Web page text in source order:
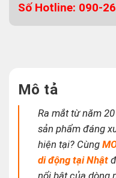
Số Hotline: 090-
Mô tả
Ra mắt từ năm
sản phẩm đáng
hiện tại? Cùng
di động tại Nhật